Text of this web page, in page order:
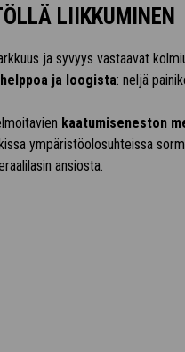
LIIKKUMINEN
ja syvyys vastaavat
ja loogista: neljä
kaatumiseneston
ympäristöolosuhteissa
ansiosta.